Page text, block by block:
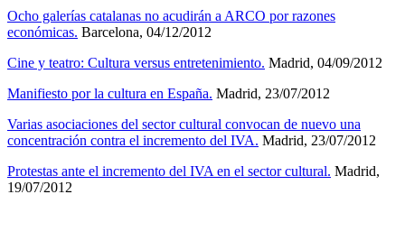
Ocho galerías catalanas no acudirán a ARCO por razones
económicas. Barcelona, 04/12/2012
Cine y teatro: Cultura versus entretenimiento. Madrid, 04/09/2012
Manifiesto por la cultura en España. Madrid, 23/07/2012
Varias asociaciones del sector cultural convocan de nuevo una
concentración contra el incremento del IVA. Madrid, 23/07/2012
Protestas ante el incremento del IVA en el sector cultural. Madrid,
19/07/2012